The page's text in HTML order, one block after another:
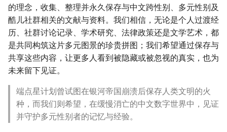
我们收录什么内容？
声明
相关网站导航
授权与使用
的理念，收集、整理并永久保存与中文跨性别、多元性别及
酷儿社群相关的文献与资料。我们相信，无论是个人过渡经
历、社群讨论记录、学术研究、法律政策还是文学艺术，都
是共同构筑这片多元图景的珍贵拼图；我们希望通过保存与
共享这些内容，让更多人看到被隐藏或被忽视的真实，也为
未来留下见证。
端点星计划曾试图在银河帝国崩溃后保存人类文明的火
种，而我们则希望，在缓慢消亡的中文数字世界中，见证
并守护多元性别者的记忆与经验。